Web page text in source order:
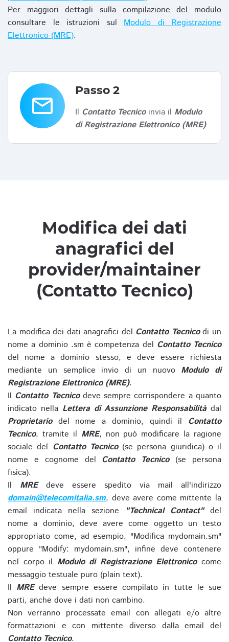
Per maggiori dettagli sulla compilazione del modulo
consultare le istruzioni sul Modulo di Registrazione
Elettronico (MRE).
email
Passo 2
Il Contatto Tecnicoinvia il Modulo
di Registrazione Elettronico (MRE)
Modifica dei dati
anagrafici del
provider/maintainer
(Contatto Tecnico)
La modifica dei dati anagrafici del Contatto Tecnicodi un
nome a dominio .sm è competenza del Contatto Tecnico
del nome a dominio stesso, e deve essere richiesta
mediante un semplice invio di un nuovo Modulo di
Registrazione Elettronico (MRE).
Il Contatto Tecnicodeve sempre corrispondere a quanto
indicato nella Lettera di Assunzione Responsabilitàdal
Proprietariodel nome a dominio, quindi il Contatto
Tecnico, tramite il MRE, non può modificare la ragione
sociale del Contatto Tecnico(se persona giuridica) o il
nome e cognome del Contatto Tecnico(se persona
fisica).
Il MREdeve essere spedito via mail all'indirizzo
domain@telecomitalia.sm, deve avere come mittente la
email indicata nella sezione
"Technical Contact"del
nome a dominio, deve avere come oggetto un testo
appropriato come, ad esempio, "Modifica mydomain.sm"
oppure "Modify: mydomain.sm", infine deve contenere
nel corpo il Modulo di Registrazione Elettronicocome
messaggio testuale puro (plain text).
Il MREdeve sempre essere compilato in tutte le sue
parti, anche dove i dati non cambino.
Non verranno processate email con allegati e/o altre
formattazioni e con mittente diverso dalla email del
Contatto Tecnico.